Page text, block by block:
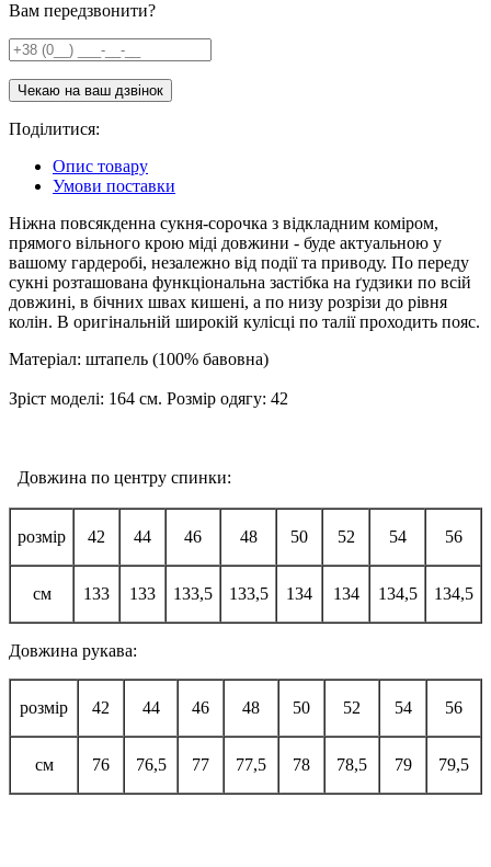
Вам передзвонити?
Поділитися:
Опис товару
Умови поставки
Ніжна повсякденна сукня-сорочка з відкладним коміром,
прямого вільного крою міді довжини - буде актуальною у
вашому гардеробі, незалежно від події та приводу. По переду
сукні розташована функціональна застібка на ґудзики по всій
довжині, в бічних швах кишені, а по низу розрізи до рівня
колін. В оригінальній широкій кулісці по талії проходить пояс.
Матеріал: штапель (100% бавовна)
Зріст моделі: 164 см. Розмір одягу: 42
Довжина по центру спинки:
розмір 42 44 46 48 50 52 54 56
см 133 133 133,5 133,5 134 134 134,5 134,5
Довжина рукава:
розмір 42 44 46 48 50 52 54 56
см 76 76,5 77 77,5 78 78,5 79 79,5